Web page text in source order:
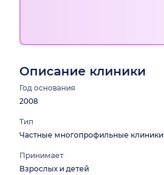
Описание клиники
Год основания
2008
Тип
Частные многопрофильные клиники
Принимает
Взрослых и детей